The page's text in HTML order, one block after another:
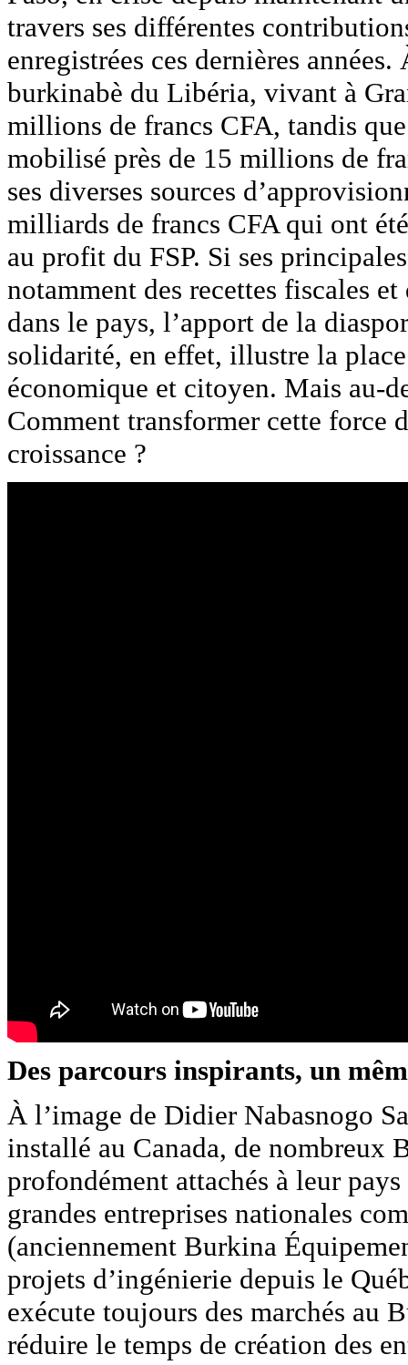
travers ses différentes
enregistrées ces dernières
burkinabè du Libéria, vivant à
millions de francs CFA, tandis
mobilisé près de 15 millions de
ses diverses sources
milliards de francs CFA qui ont
au profit du FSP. Si ses
notamment des recettes fiscales
dans le pays, l’apport de la
solidarité, en effet, illustre la
économique et citoyen. Mais au-
Comment transformer cette force
croissance ?
Des parcours inspirants, un
À l’image de Didier Nabasnogo
installé au Canada, de nombreux
profondément attachés à leur
grandes entreprises nationales
(anciennement Burkina
projets d’ingénierie depuis le
exécute toujours des marchés au
réduire le temps de création des